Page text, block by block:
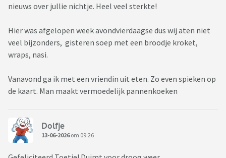
nieuws over jullie nichtje. Heel veel sterkte!
Hier was afgelopen week avondvierdaagse dus wij aten niet
veel bijzonders, gisteren soep met een broodje kroket,
wraps, nasi.
Vanavond ga ik met een vriendin uit eten. Zo even spieken op
de kaart. Man maakt vermoedelijk pannenkoeken
Dolfje
13-06-2026om 09:26